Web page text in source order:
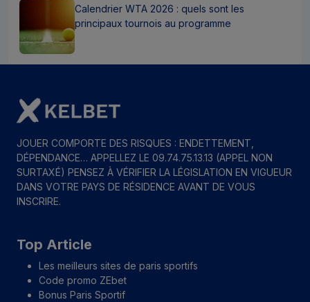
Calendrier WTA 2026 : quels sont les
principaux tournois au programme
JOUER COMPORTE DES RISQUES : ENDETTEMENT,
DÉPENDANCE… APPELLEZ LE 09.74.75.13.13 (APPEL NON
SURTAXÉ) PENSEZ À VÉRIFIER LA LÉGISLATION EN VIGUEUR
DANS VOTRE PAYS DE RÉSIDENCE AVANT DE VOUS
INSCRIRE.
Top Article
Les meilleurs sites de paris sportifs
Code promo ZEbet
Bonus Paris Sportif